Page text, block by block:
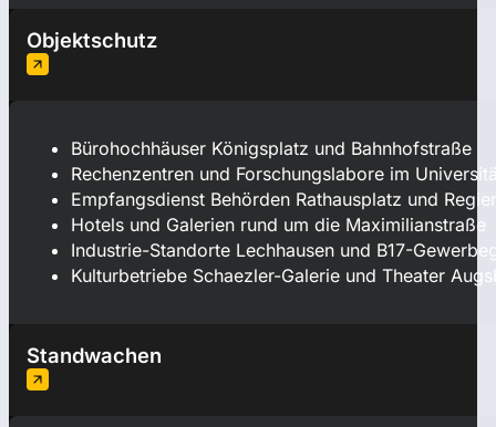
Objektschutz
Bürohochhäuser Königsplatz und Bahnhofstraße
Rechenzentren und Forschungslabore im
Empfangsdienst Behörden Rathausplatz und
Hotels und Galerien rund um die Maximilianstraße
Industrie-Standorte Lechhausen und B17-
Kulturbetriebe Schaezler-Galerie und Theater
Standwachen